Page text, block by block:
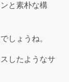
と素朴な構
しょうね。
したようなサ